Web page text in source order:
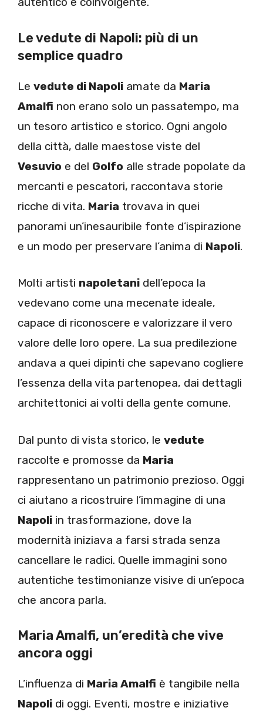
Le vedute di Napoli: più di un
semplice quadro
Le vedute di Napoli amate da Maria
Amalfi non erano solo un passatempo, ma
un tesoro artistico e storico. Ogni angolo
della città, dalle maestose viste del
Vesuvio e del Golfo alle strade popolate da
mercanti e pescatori, raccontava storie
ricche di vita. Maria trovava in quei
panorami un’inesauribile fonte d’ispirazione
e un modo per preservare l’anima di Napoli.
Molti artisti napoletani dell’epoca la
vedevano come una mecenate ideale,
capace di riconoscere e valorizzare il vero
valore delle loro opere. La sua predilezione
andava a quei dipinti che sapevano cogliere
l’essenza della vita partenopea, dai dettagli
architettonici ai volti della gente comune.
Dal punto di vista storico, le vedute
raccolte e promosse da Maria
rappresentano un patrimonio prezioso. Oggi
ci aiutano a ricostruire l’immagine di una
Napoli in trasformazione, dove la
modernità iniziava a farsi strada senza
cancellare le radici. Quelle immagini sono
autentiche testimonianze visive di un’epoca
che ancora parla.
Maria Amalfi, un’eredità che vive
ancora oggi
L’influenza di Maria Amalfi è tangibile nella
Napoli di oggi. Eventi, mostre e iniziative